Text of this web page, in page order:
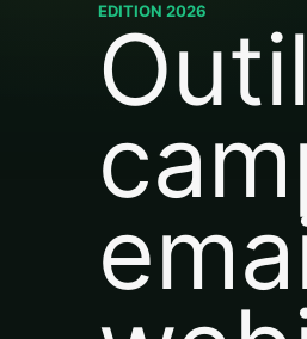
EDITION 2026